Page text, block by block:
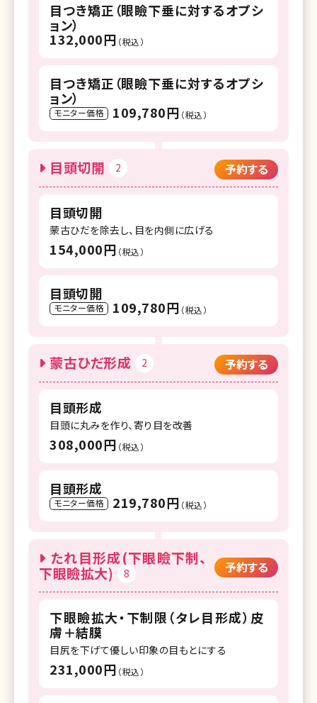
目つき矯正（眼瞼下垂に対するオプシ
ョン）
132,000円 （税込）
目つき矯正（眼瞼下垂に対するオプシ
ョン）
モニター価格 109,780円 （税込）
目頭切開 2 予約する
目頭切開
蒙古ひだを除去し、目を内側に広げる
154,000円 （税込）
目頭切開
モニター価格 109,780円 （税込）
蒙古ひだ形成 2 予約する
目頭形成
目頭に丸みを作り、寄り目を改善
308,000円 （税込）
目頭形成
モニター価格 219,780円 （税込）
たれ目形成(下眼瞼下制、
下眼瞼拡大)
8 予約する
下眼瞼拡大・下制限（タレ目形成）皮
膚＋結膜
目尻を下げて優しい印象の目もとにする
231,000円 （税込）